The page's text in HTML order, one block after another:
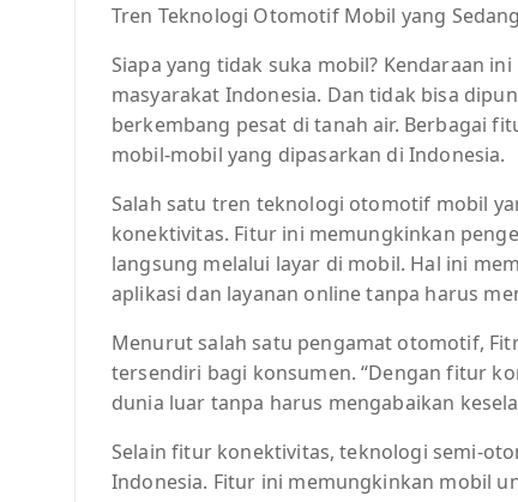
Tren Teknologi Otomotif Mobil yang
Siapa yang tidak suka mobil? Kendaraan
masyarakat Indonesia. Dan tidak bisa
berkembang pesat di tanah air. Berbagai
mobil-mobil yang dipasarkan di Indonesia.
Salah satu tren teknologi otomotif mobil
konektivitas. Fitur ini memungkinkan
langsung melalui layar di mobil. Hal ini
aplikasi dan layanan online tanpa harus
Menurut salah satu pengamat otomotif,
tersendiri bagi konsumen. “Dengan fitur
dunia luar tanpa harus mengabaikan
Selain fitur konektivitas, teknologi semi-
Indonesia. Fitur ini memungkinkan mobil